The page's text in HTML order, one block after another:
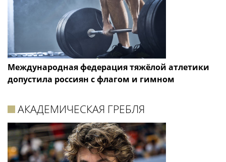
Международная федерация тяжёлой атлетики
допустила россиян с флагом и гимном
АКАДЕМИЧЕСКАЯ ГРЕБЛЯ